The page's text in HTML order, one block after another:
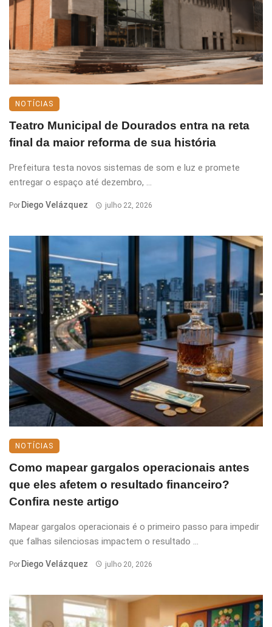
NOTÍCIAS
Teatro Municipal de Dourados entra na reta
final da maior reforma de sua história
Prefeitura testa novos sistemas de som e luz e promete
entregar o espaço até dezembro, ...
Por Diego Velázquez julho 22, 2026
NOTÍCIAS
Como mapear gargalos operacionais antes
que eles afetem o resultado financeiro?
Confira neste artigo
Mapear gargalos operacionais é o primeiro passo para impedir
que falhas silenciosas impactem o resultado ...
Por Diego Velázquez julho 20, 2026